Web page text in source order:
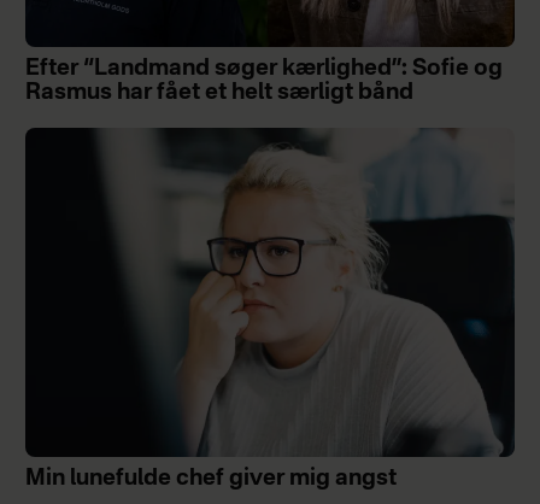
Efter “Landmand søger kærlighed”: Sofie og
Rasmus har fået et helt særligt bånd
Min lunefulde chef giver mig angst